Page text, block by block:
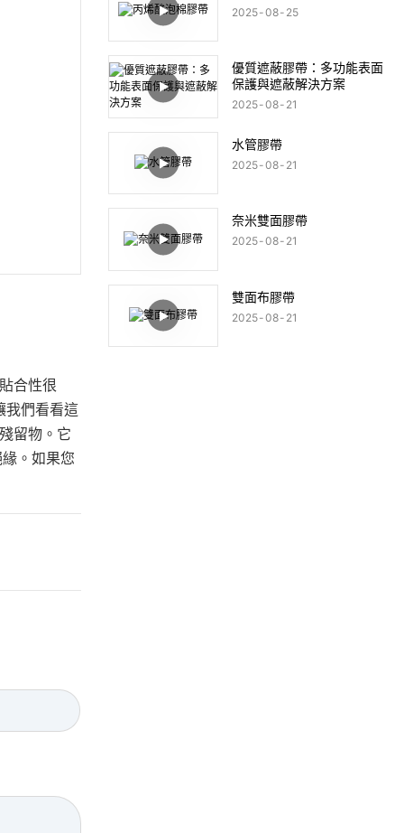
合性很
我們看看這
留物。它
。如果您
2025 08 25
優質遮蔽膠帶：多功能表面
保護與遮蔽解決方案
2025 08 21
水管膠帶
2025 08 21
奈米雙面膠帶
2025 08 21
雙面布膠帶
2025 08 21